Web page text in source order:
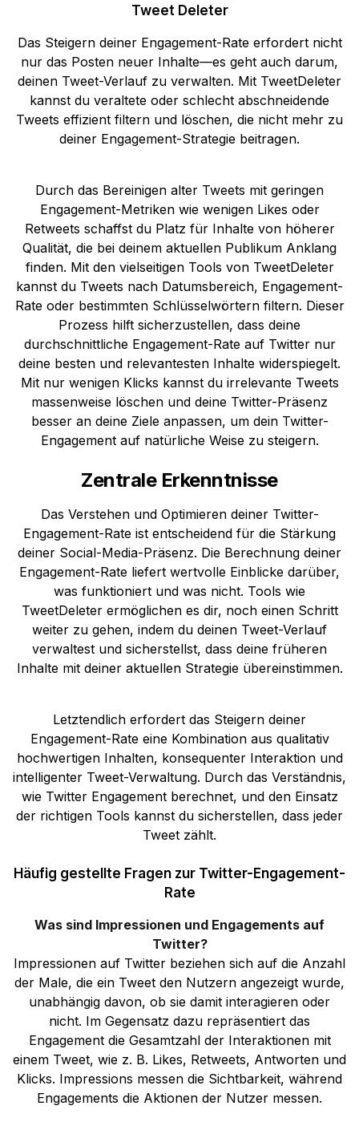
Tweet Deleter
Das Steigern deiner Engagement-Rate erfordert nicht
nur das Posten neuer Inhalte—es geht auch darum,
deinen Tweet-Verlauf zu verwalten. Mit TweetDeleter
kannst du veraltete oder schlecht abschneidende
Tweets effizient filtern und löschen, die nicht mehr zu
deiner Engagement-Strategie beitragen.
Durch das Bereinigen alter Tweets mit geringen
Engagement-Metriken wie wenigen Likes oder
Retweets schaffst du Platz für Inhalte von höherer
Qualität, die bei deinem aktuellen Publikum Anklang
finden. Mit den vielseitigen Tools von TweetDeleter
kannst du Tweets nach Datumsbereich, Engagement-
Rate oder bestimmten Schlüsselwörtern filtern. Dieser
Prozess hilft sicherzustellen, dass deine
durchschnittliche Engagement-Rate auf Twitter nur
deine besten und relevantesten Inhalte widerspiegelt.
Mit nur wenigen Klicks kannst du irrelevante Tweets
massenweise löschen und deine Twitter-Präsenz
besser an deine Ziele anpassen, um dein Twitter-
Engagement auf natürliche Weise zu steigern.
Zentrale Erkenntnisse
Das Verstehen und Optimieren deiner Twitter-
Engagement-Rate ist entscheidend für die Stärkung
deiner Social-Media-Präsenz. Die Berechnung deiner
Engagement-Rate liefert wertvolle Einblicke darüber,
was funktioniert und was nicht. Tools wie
TweetDeleter ermöglichen es dir, noch einen Schritt
weiter zu gehen, indem du deinen Tweet-Verlauf
verwaltest und sicherstellst, dass deine früheren
Inhalte mit deiner aktuellen Strategie übereinstimmen.
Letztendlich erfordert das Steigern deiner
Engagement-Rate eine Kombination aus qualitativ
hochwertigen Inhalten, konsequenter Interaktion und
intelligenter Tweet-Verwaltung. Durch das Verständnis,
wie Twitter Engagement berechnet, und den Einsatz
der richtigen Tools kannst du sicherstellen, dass jeder
Tweet zählt.
Häufig gestellte Fragen zur Twitter-Engagement-
Rate
Was sind Impressionen und Engagements auf
Twitter?
Impressionen auf Twitter beziehen sich auf die Anzahl
der Male, die ein Tweet den Nutzern angezeigt wurde,
unabhängig davon, ob sie damit interagieren oder
nicht. Im Gegensatz dazu repräsentiert das
Engagement die Gesamtzahl der Interaktionen mit
einem Tweet, wie z. B. Likes, Retweets, Antworten und
Klicks. Impressions messen die Sichtbarkeit, während
Engagements die Aktionen der Nutzer messen.